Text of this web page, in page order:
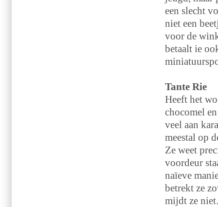
een slecht
niet een
voor de
betaalt ie
Tante Rie
Heeft het
chocomel
veel aan
meestal op
Ze weet
voordeur
naïeve
betrekt ze
mijdt ze niet.